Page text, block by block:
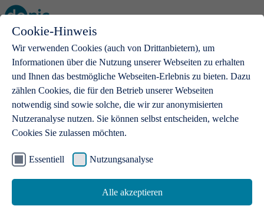
Cookie-Hinweis
Wir verwenden Cookies (auch von Drittanbietern), um
Informationen über die Nutzung unserer Webseiten zu erhalten
und Ihnen das bestmögliche Webseiten-Erlebnis zu bieten. Dazu
zählen Cookies, die für den Betrieb unserer Webseiten
notwendig sind sowie solche, die wir zur anonymisierten
Nutzeranalyse nutzen. Sie können selbst entscheiden, welche
Cookies Sie zulassen möchten.
Essentiell Nutzungsanalyse
Alle akzeptieren
Open main menu
.de-Domains
Mit einer .de-Domain erhalten Ideen eine Bühne